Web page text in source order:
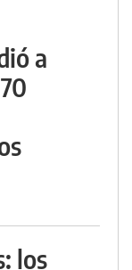
a
los